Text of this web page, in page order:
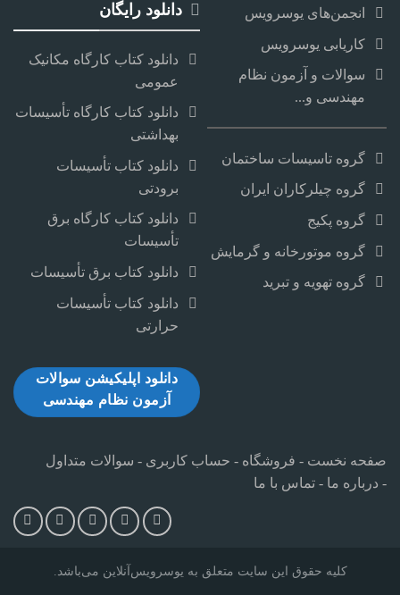
انجمن‌های یوسرویس
کاریابی یوسرویس
سوالات و آزمون نظام
مهندسی و...
گروه تاسیسات ساختمان
گروه چیلرکاران ایران
گروه پکیج
گروه موتورخانه و گرمایش
گروه تهویه و تبرید
دانلود رایگان
دانلود کتاب کارگاه مکانیک
عمومی
دانلود کتاب کارگاه تأسیسات
بهداشتی
دانلود کتاب تأسیسات
برودتی
دانلود کتاب کارگاه برق
تأسیسات
دانلود کتاب برق تأسیسات
دانلود کتاب تأسیسات
حرارتی
دانلود اپلیکیشن سوالات
آزمون نظام مهندسی
صفحه نخست - فروشگاه - حساب کاربری - سوالات متداول
- درباره ما - تماس با ما
کلیه حقوق این سایت متعلق به یوسرویس‌آنلاین می‌‌باشد.